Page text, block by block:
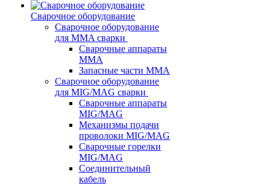
Сварочное оборудование
Сварочное оборудование
для MMA сварки
Сварочные аппараты
MMA
Запасные части MMA
Сварочное оборудование
для MIG/MAG сварки
Сварочные аппараты
MIG/MAG
Механизмы подачи
проволоки MIG/MAG
Сварочные горелки
MIG/MAG
Соединительный
кабель